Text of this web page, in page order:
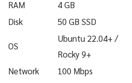
RAM 4 GB
Disk
50 GB SSD
OS
Ubuntu 22.04+ /
Rocky 9+
Network 100 Mbps